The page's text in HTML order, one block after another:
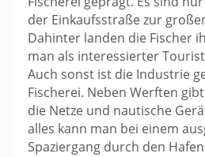
der Einkaufsstraße zur
Dahinter landen die Fischer
man als interessierter
Auch sonst ist die Industrie
Fischerei. Neben Werften
die Netze und nautische
alles kann man bei einem
Spaziergang durch den